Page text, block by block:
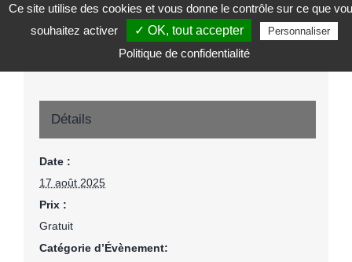
Détails
Date :
17 août 2025
Prix :
Gratuit
Catégorie d’Évènement:
Ce site utilise des cookies et vous donne le contrôle sur ce que
souhaitez activer
✓ OK, tout accepter Personnaliser
Politique de confidentialité